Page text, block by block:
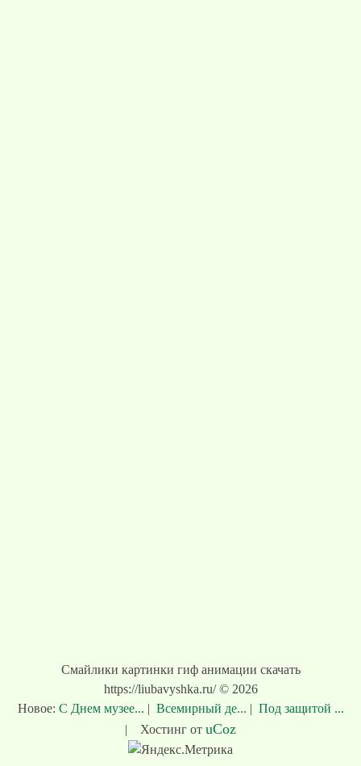
Смайлики картинки гиф анимации скачать
https://liubavyshka.ru/ © 2026
Новое: С Днем музее... | Всемирный де... | Под защитой ...
|
Хостинг от uCoz